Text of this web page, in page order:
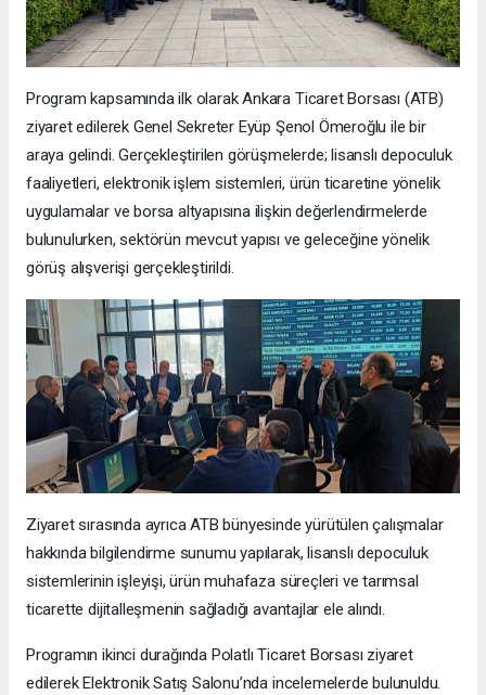
Program kapsamında ilk olarak Ankara Ticaret Borsası (ATB)
ziyaret edilerek Genel Sekreter Eyüp Şenol Ömeroğlu ile bir
araya gelindi. Gerçekleştirilen görüşmelerde; lisanslı depoculuk
faaliyetleri, elektronik işlem sistemleri, ürün ticaretine yönelik
uygulamalar ve borsa altyapısına ilişkin değerlendirmelerde
bulunulurken, sektörün mevcut yapısı ve geleceğine yönelik
görüş alışverişi gerçekleştirildi.
Ziyaret sırasında ayrıca ATB bünyesinde yürütülen çalışmalar
hakkında bilgilendirme sunumu yapılarak, lisanslı depoculuk
sistemlerinin işleyişi, ürün muhafaza süreçleri ve tarımsal
ticarette dijitalleşmenin sağladığı avantajlar ele alındı.
Programın ikinci durağında Polatlı Ticaret Borsası ziyaret
edilerek Elektronik Satış Salonu’nda incelemelerde bulunuldu.